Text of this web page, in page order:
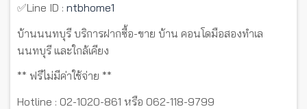
✅Line ID : ntbhome1
บ้านนนทบุรี บริการฝากซื้อ-ขาย บ้าน คอนโดมือสองทำเล
นนทบุรี และใกล้เคียง
** ฟรีไม่มีค่าใช้จ่าย **
Hotline : 02-1020-861 หรือ 062-118-9799